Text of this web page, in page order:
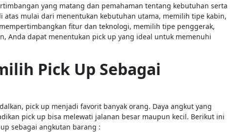
yang matang dan pemahaman tentang kebutuhan serta
atas mulai dari menentukan kebutuhan utama, memilih tipe kabin,
fitur dan teknologi, memilih tipe penggerak,
Anda dapat menentukan pick up yang ideal untuk memenuhi
Pick Up Sebagai
pick up menjadi favorit banyak orang. Daya angkut yang
pick up bisa melewati jalanan besar maupun kecil. Berikut ini
sebagai angkutan barang :